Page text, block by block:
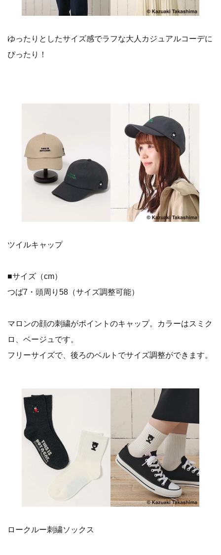
ゆったりとしたサイズ感でラフな大人カジュアルコーデに
ぴったり！
ツイルキャップ
■サイズ（cm）
つば7・頭周り58（サイズ調整可能）
マロンの顔の刺繍がポイントのキャップ。カラーはスミク
ロ、ベージュです。
フリーサイズで、後ろのベルトでサイズ調整ができます。
ロークルー刺繍ソックス